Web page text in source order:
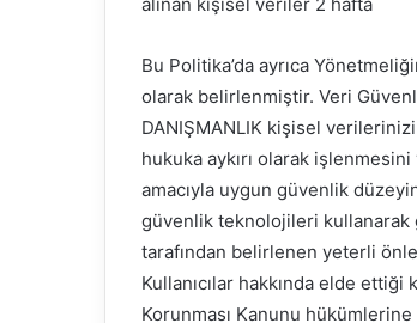
Bu Politika’da ayrıca
olarak belirlenmiştir. Veri
DANIŞMANLIK kişisel
hukuka aykırı olarak
amacıyla uygun güvenlik
güvenlik teknolojileri
tarafından belirlenen yeterli
Kullanıcılar hakkında elde
Korunması Kanunu hükümlerine